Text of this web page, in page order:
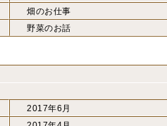
畑のお仕事
野菜のお話
2017年6月